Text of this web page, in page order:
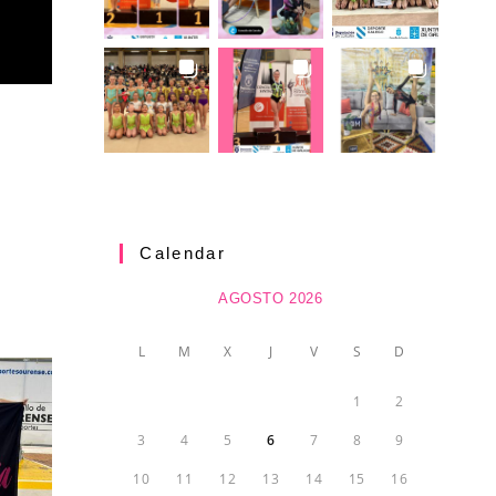
Calendar
AGOSTO 2026
L M X J V S D
1 2
3 4 5 6 7 8 9
10 11 12 13 14 15 16